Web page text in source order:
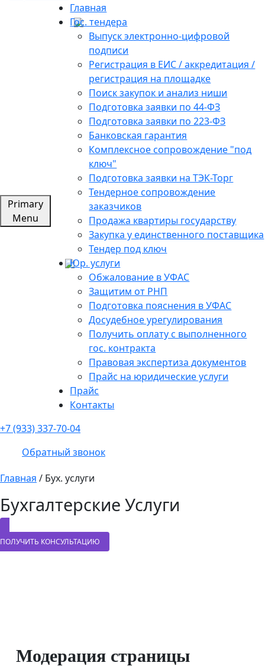
Primary
Menu
Главная
Гос. тендера
Выпуск электронно-цифровой
подписи
Регистрация в ЕИС / аккредитация /
регистрация на площадке
Поиск закупок и анализ ниши
Подготовка заявки по 44-ФЗ
Подготовка заявки по 223-ФЗ
Банковская гарантия
Комплексное сопровождение "под
ключ"
Подготовка заявки на ТЭК-Торг
Тендерное сопровождение
заказчиков
Продажа квартиры государству
Закупка у единственного поставщика
Тендер под ключ
Юр. услуги
Обжалование в УФАС
Защитим от РНП
Подготовка пояснения в УФАС
Досудебное урегулирования
Получить оплату с выполненного
гос. контракта
Правовая экспертиза документов
Прайс на юридические услуги
Прайс
Контакты
+7 (933) 337-70-04
Обратный звонок
Главная / Бух. услуги
Бухгалтерские Услуги
ПОЛУЧИТЬ КОНСУЛЬТАЦИЮ
Модерация страницы